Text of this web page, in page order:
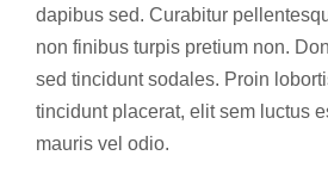
dapibus sed. Curabitur
non finibus turpis pretium non.
sed tincidunt sodales. Proin
tincidunt placerat, elit sem luctus
mauris vel odio.